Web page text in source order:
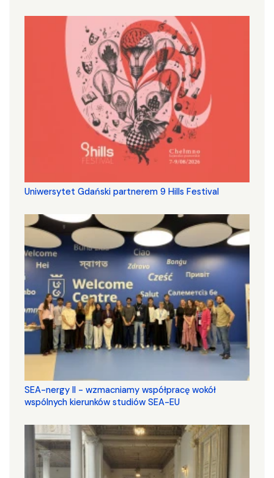
Uniwersytet Gdański partnerem 9 Hills Festival
SEA-nergy II - wzmacniamy współpracę wokół
wspólnych kierunków studiów SEA-EU